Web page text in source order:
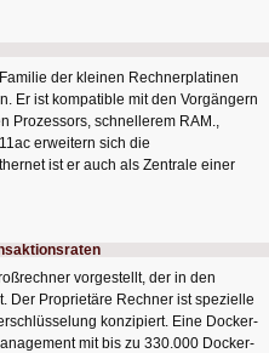
der kleinen Rechnerplatinen
Er ist kompatible mit den Vorgängern
Prozessors, schnellerem RAM.,
erweitern sich die
ist er auch als Zentrale einer
vorgestellt, der in den
Der Proprietäre Rechner ist spezielle
konzipiert. Eine Docker-
mit bis zu 330.000 Docker-